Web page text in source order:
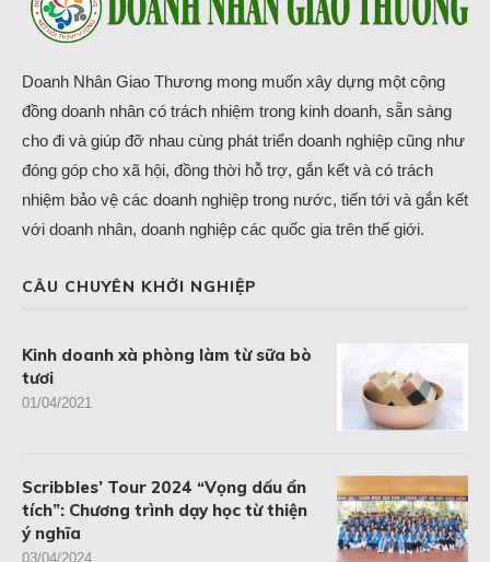
Doanh Nhân Giao Thương mong muốn xây dựng một cộng
đồng doanh nhân có trách nhiệm trong kinh doanh, sẵn sàng
cho đi và giúp đỡ nhau cùng phát triển doanh nghiệp cũng như
đóng góp cho xã hội, đồng thời hỗ trợ, gắn kết và có trách
nhiệm bảo vệ các doanh nghiệp trong nước, tiến tới và gắn kết
với doanh nhân, doanh nghiệp các quốc gia trên thế giới.
CÂU CHUYÊN KHỞI NGHIỆP
Kinh doanh xà phòng làm từ sữa bò
tươi
01/04/2021
Scribbles’ Tour 2024 “Vọng dấu ẩn
tích”: Chương trình dạy học từ thiện
ý nghĩa
03/04/2024